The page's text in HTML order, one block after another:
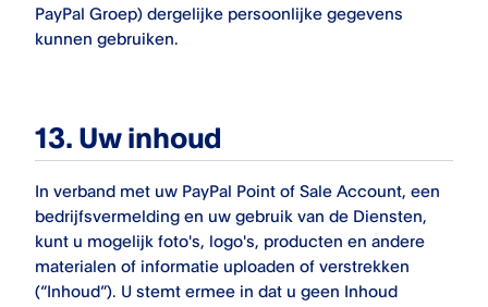
PayPal Groep) dergelijke persoonlijke gegevens
kunnen gebruiken.
13. Uw inhoud
In verband met uw PayPal Point of Sale Account, een
bedrijfsvermelding en uw gebruik van de Diensten,
kunt u mogelijk foto's, logo's, producten en andere
materialen of informatie uploaden of verstrekken
(“Inhoud”). U stemt ermee in dat u geen Inhoud